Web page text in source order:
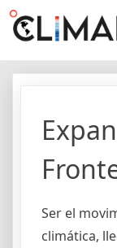
SkipMapas de acción
Ser el
climática,